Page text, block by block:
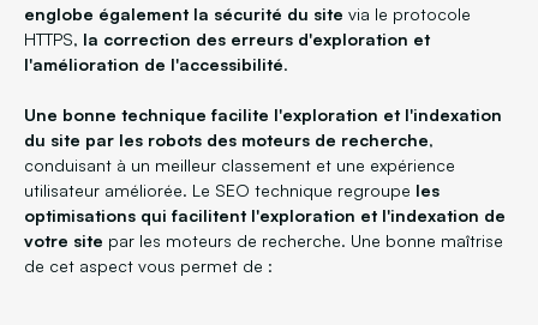
englobe également la sécurité du site via le protocole
HTTPS, la correction des erreurs d'exploration et
l'amélioration de l'accessibilité.
Une bonne technique facilite l'exploration et l'indexation
du site par les robots des moteurs de recherche,
conduisant à un meilleur classement et une expérience
utilisateur améliorée. Le SEO technique regroupe les
optimisations qui facilitent l'exploration et l'indexation de
votre site par les moteurs de recherche. Une bonne maîtrise
de cet aspect vous permet de :